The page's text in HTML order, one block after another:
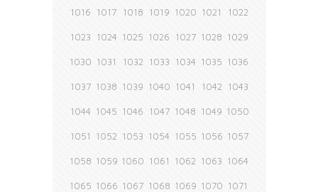
1016 1017 1018 1019 1020 1021 1022
1023 1024 1025 1026 1027 1028 1029
1030 1031 1032 1033 1034 1035 1036
1037 1038 1039 1040 1041 1042 1043
1044 1045 1046 1047 1048 1049 1050
1051 1052 1053 1054 1055 1056 1057
1058 1059 1060 1061 1062 1063 1064
1065 1066 1067 1068 1069 1070 1071